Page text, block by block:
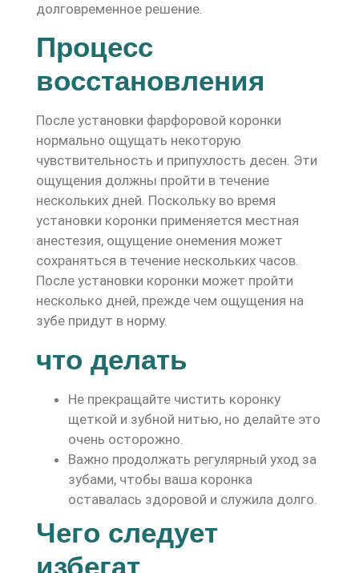
долговременное решение.
Процесс
восстановления
После установки фарфоровой коронки
нормально ощущать некоторую
чувствительность и припухлость десен. Эти
ощущения должны пройти в течение
нескольких дней. Поскольку во время
установки коронки применяется местная
анестезия, ощущение онемения может
сохраняться в течение нескольких часов.
После установки коронки может пройти
несколько дней, прежде чем ощущения на
зубе придут в норму.
что делать
Не прекращайте чистить коронку
щеткой и зубной нитью, но делайте это
очень осторожно.
Важно продолжать регулярный уход за
зубами, чтобы ваша коронка
оставалась здоровой и служила долго.
Чего следует
избегат